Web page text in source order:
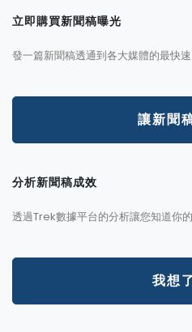
立即購買新聞稿曝光
發一篇新聞稿透通到各大媒體的最快
讓新聞
分析新聞稿成效
透過Trek數據平台的分析讓您知道你
我想